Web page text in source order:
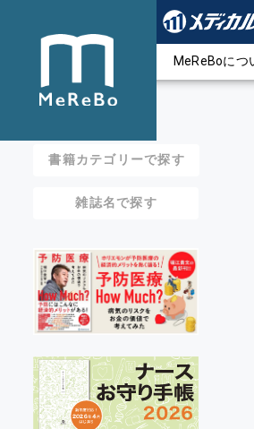
MeReBoにつ
書籍カテゴリーで探す
雑誌名で探す